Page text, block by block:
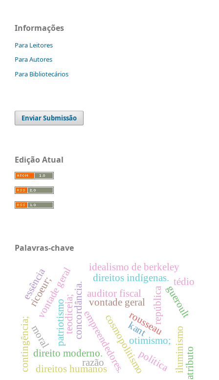
Informações
Para Leitores
Para Autores
Para Bibliotecários
Enviar Submissão
Edição Atual
Palavras-chave
empreendedores.
concordância. rousseau
república
vontade geral
cosmopolitismo
patriotismo
vontade geral
direito moderno.
direitos indígenas.
teodiceia;
otimismo;
contingência;
gueroult
auditor fiscal
iluminismo
moral
razão
idealismo de berkeley
política
ricoeur;
kant
atributo
tédio
essência
direitos humanos